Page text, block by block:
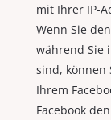
mit Ihrer IP-
Wenn Sie
während Sie
sind, können
Ihrem
Facebook